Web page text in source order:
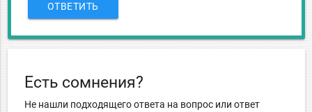
ОТВЕТИТЬ
Есть сомнения?
Не нашли подходящего ответа на вопрос или ответ